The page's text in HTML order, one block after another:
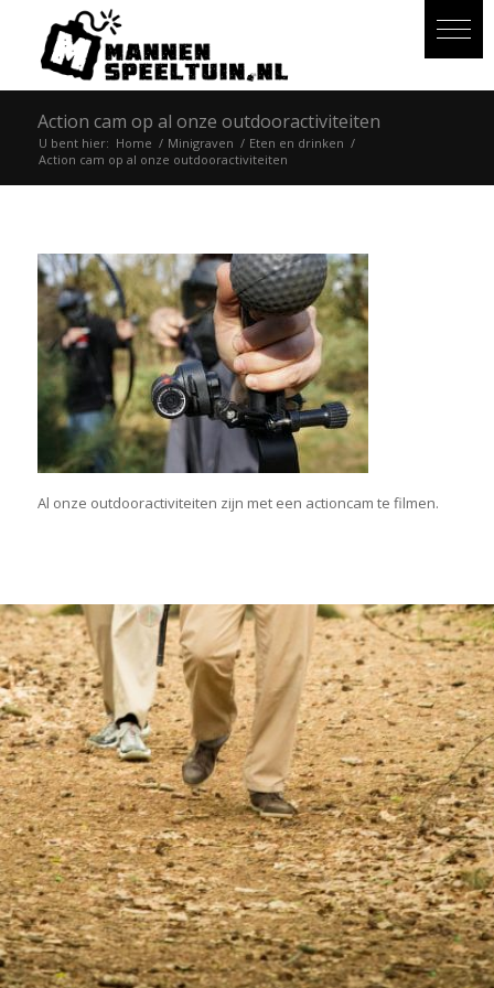
Action cam op al onze outdooractiviteiten
U bent hier: Home / Minigraven / Eten en drinken /
Action cam op al onze outdooractiviteiten
Al onze outdooractiviteiten zijn met een actioncam te filmen.